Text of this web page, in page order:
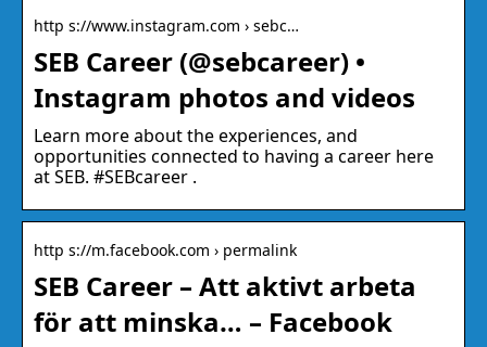
http s://www.instagram.com › sebc…
SEB Career (@sebcareer) •
Instagram photos and videos
Learn more about the experiences, and
opportunities connected to having a career here
at SEB. #SEBcareer .
http s://m.facebook.com › permalink
SEB Career – Att aktivt arbeta
för att minska… – Facebook